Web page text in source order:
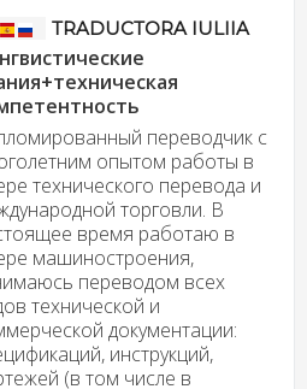
TRADUCTORA IULIIA
переводчик с
опытом работы в
технического перевода и
торговли. В
время работаю в
машиностроения,
переводом всех
технической и
документации:
инструкций,
(в том числе в